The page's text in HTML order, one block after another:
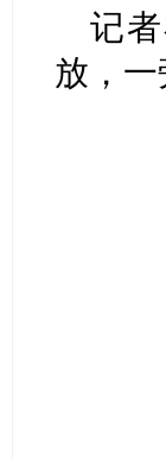
记
放，